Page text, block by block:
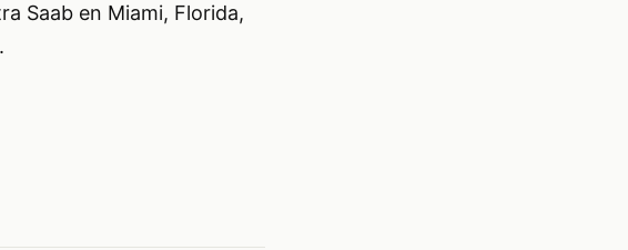
Saab en Miami, Florida,